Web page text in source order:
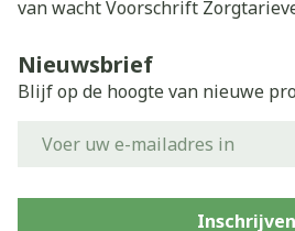
van wachtVoorschrift
Nieuwsbrief
Blijf op de hoogte van nieuwe
Inschrijven